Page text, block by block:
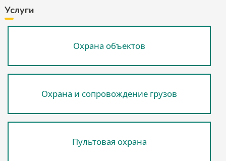
Услуги
Охрана объектов
Охрана и сопровождение грузов
Пультовая охрана